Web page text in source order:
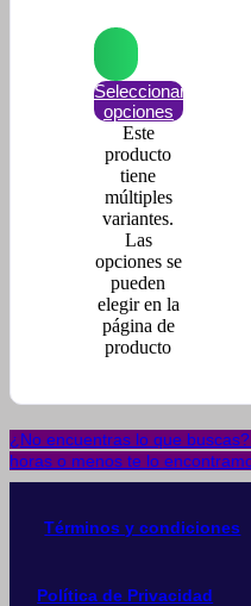
Seleccionar
opciones
Este
producto
tiene
múltiples
variantes.
Las
opciones se
pueden
elegir en la
página de
producto
¿No encuentras lo que
horas o menos te lo
Términos y condiciones
Política de Privacidad